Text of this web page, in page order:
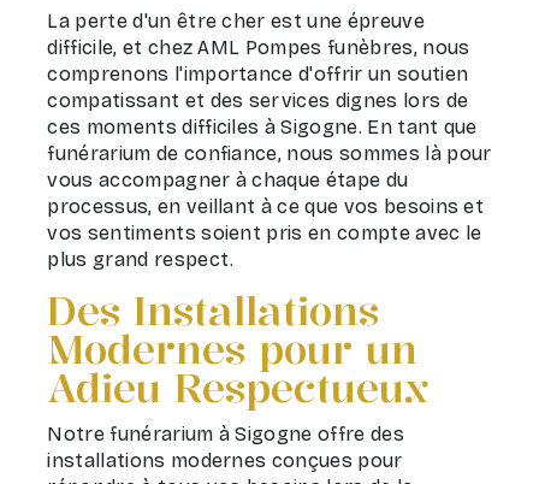
La perte d'un être cher est une épreuve
difficile, et chez AML Pompes funèbres, nous
comprenons l'importance d'offrir un soutien
compatissant et des services dignes lors de
ces moments difficiles à Sigogne. En tant que
funérarium de confiance, nous sommes là pour
vous accompagner à chaque étape du
processus, en veillant à ce que vos besoins et
vos sentiments soient pris en compte avec le
plus grand respect.
Des Installations
Modernes pour un
Adieu Respectueux
Notre funérarium à Sigogne offre des
installations modernes conçues pour